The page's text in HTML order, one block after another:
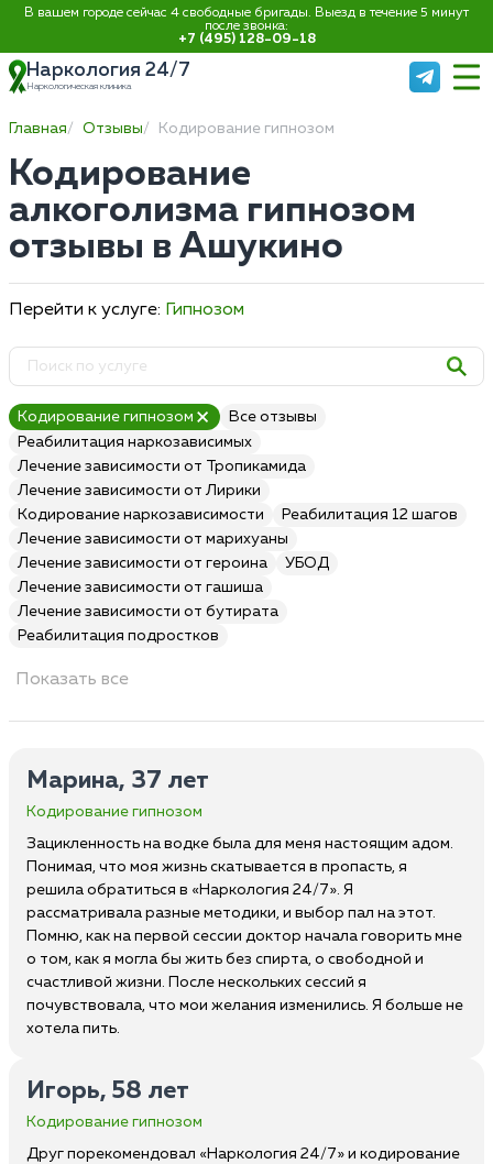
В вашем городе сейчас 4 свободные бригады. Выезд в течение 5 минут
после звонка:
+7 (495) 128-09-18
Наркология 24/7
Наркологическая клиника
Главная Отзывы Кодирование гипнозом
Кодирование
алкоголизма гипнозом
отзывы в Ашукино
Перейти к услуге: Гипнозом
Кодирование гипнозом
Все отзывы
Реабилитация наркозависимых
Лечение зависимости от Тропикамида
Лечение зависимости от Лирики
Кодирование наркозависимости
Реабилитация 12 шагов
Лечение зависимости от марихуаны
Лечение зависимости от героина
УБОД
Лечение зависимости от гашиша
Лечение зависимости от бутирата
Реабилитация подростков
Показать все
Марина, 37 лет
Кодирование гипнозом
Зацикленность на водке была для меня настоящим адом.
Понимая, что моя жизнь скатывается в пропасть, я
решила обратиться в «Наркология 24/7». Я
рассматривала разные методики, и выбор пал на этот.
Помню, как на первой сессии доктор начала говорить мне
о том, как я могла бы жить без спирта, о свободной и
счастливой жизни. После нескольких сессий я
почувствовала, что мои желания изменились. Я больше не
хотела пить.
Игорь, 58 лет
Кодирование гипнозом
Друг порекомендовал «Наркология 24/7» и кодирование